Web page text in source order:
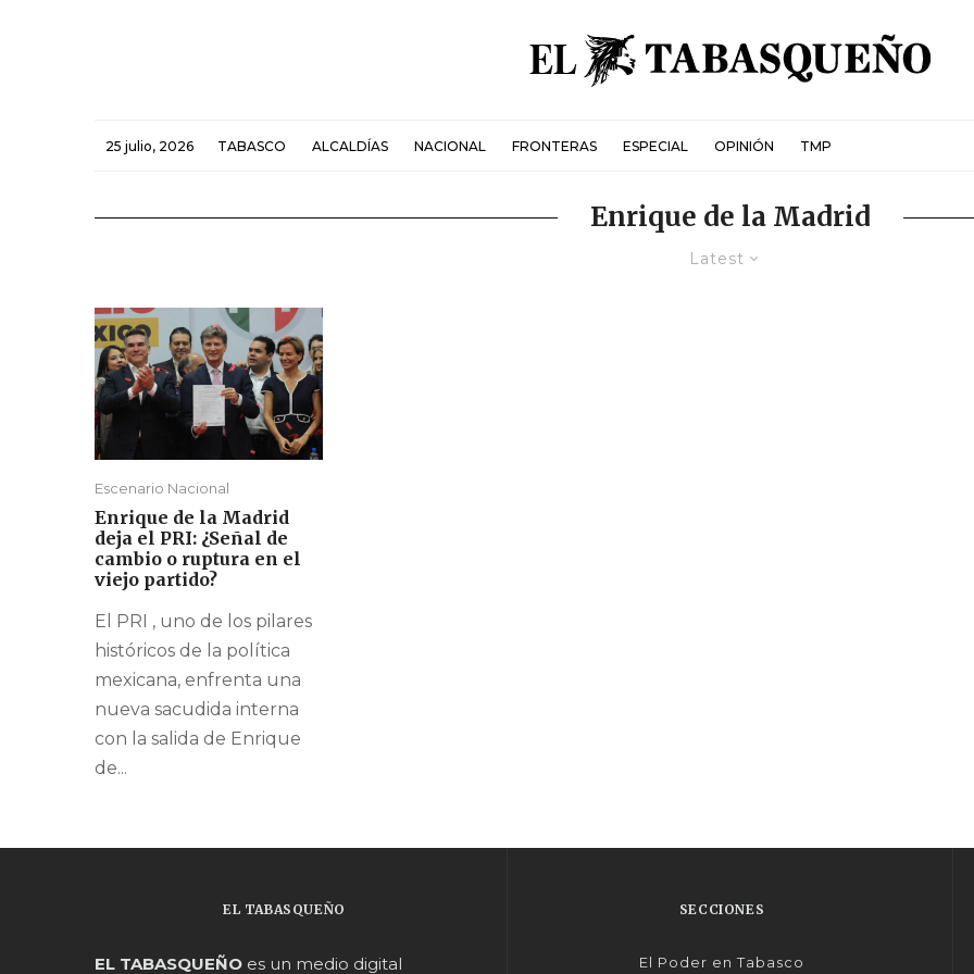
25 julio, 2026 TABASCO ALCALDÍAS NACIONAL FRONTERAS ESPECIAL OPINIÓN TMP
Enrique de la Madrid
Latest
Escenario Nacional
Enrique de la Madrid
deja el PRI: ¿Señal de
cambio o ruptura en el
viejo partido?
El PRI , uno de los pilares
históricos de la política
mexicana, enfrenta una
nueva sacudida interna
con la salida de Enrique
de...
EL TABASQUEÑO
EL TABASQUEÑO es un medio digital
SECCIONES
El Poder en Tabasco